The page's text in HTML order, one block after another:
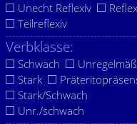
Unecht Reflexiv
Teilreflexiv
Verbklasse:
Schwach
Stark
Stark/Schwach
Unr./schwach